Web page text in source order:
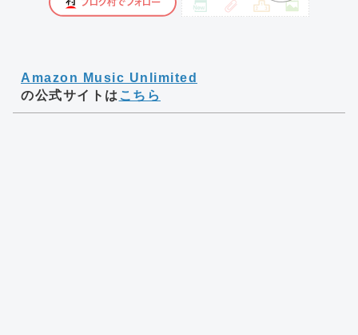
Amazon Music Unlimited
の公式サイトは こちら